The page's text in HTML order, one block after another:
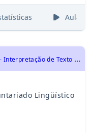
Aulas
U
RCA 2012 - Espanhol - Interpretação de Texto | Comprensión de Lectura
Lingüístico